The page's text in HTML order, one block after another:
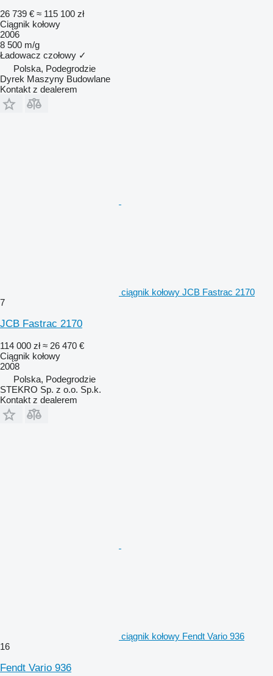
26 739 € ≈ 115 100 zł
Ciągnik kołowy
2006
8 500 m/g
Ładowacz czołowy ✓
Polska, Podegrodzie
Dyrek Maszyny Budowlane
Kontakt z dealerem
ciągnik kołowy JCB Fastrac 2170
7
JCB Fastrac 2170
114 000 zł ≈ 26 470 €
Ciągnik kołowy
2008
Polska, Podegrodzie
STEKRO Sp. z o.o. Sp.k.
Kontakt z dealerem
ciągnik kołowy Fendt Vario 936
16
Fendt Vario 936